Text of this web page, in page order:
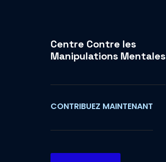
Centre Contre les
Manipulations Mentales
CONTRIBUEZ MAINTENANT